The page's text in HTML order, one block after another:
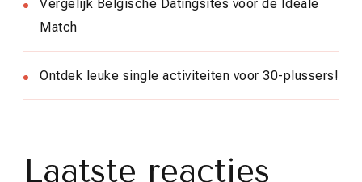
Vergelijk Belgische Datingsites voor de Ideale
Match
Ontdek leuke single activiteiten voor 30-plussers!
Laatste reacties